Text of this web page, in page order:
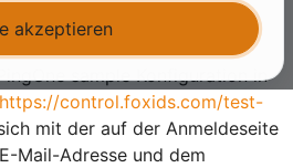
Party (RP).
sample Konfiguration in
https://control.foxids.com/test-
mit der auf der Anmeldeseite
Mail-Adresse und dem
akzeptieren